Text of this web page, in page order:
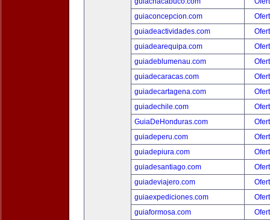
guiaconcepcion.com
guiadeactividades.com
guiadearequipa.com
guiadeblumenau.com
guiadecaracas.com
guiadecartagena.com
guiadechile.com
GuiaDeHonduras.com
guiadeperu.com
guiadepiura.com
guiadesantiago.com
guiadeviajero.com
guiaexpediciones.com
guiaformosa.com